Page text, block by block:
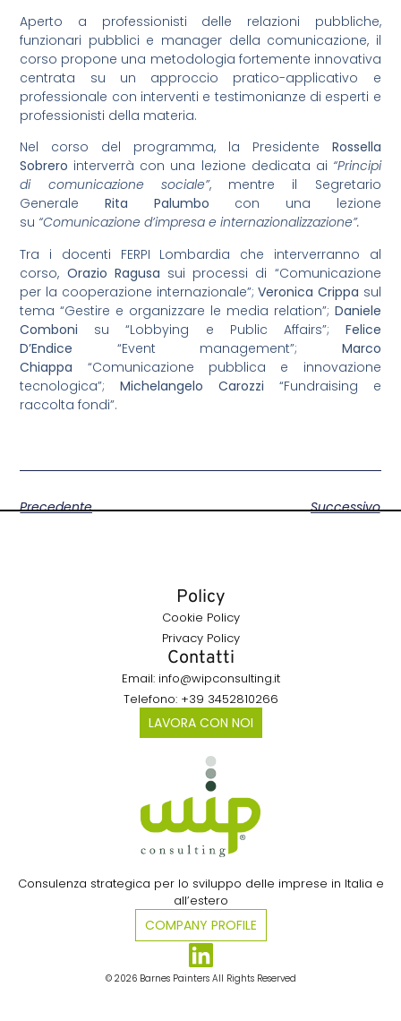
Aperto a professionisti delle relazioni pubbliche,
funzionari pubblici e manager della comunicazione, il
corso propone una metodologia fortemente innovativa
centrata su un approccio pratico-applicativo e
professionale con interventi e testimonianze di esperti e
professionisti della materia.
Nel corso del programma, la Presidente Rossella
Sobrero interverrà con una lezione dedicata ai “Principi
di comunicazione sociale”, mentre il Segretario
GeneraleRita Palumbo con una lezione
su “Comunicazione d’impresa e internazionalizzazione”.
Tra i docenti FERPI Lombardia che interverranno al
corso, Orazio Ragusa sui processi di “Comunicazione
per la cooperazione internazionale”;Veronica Crippa sul
tema “Gestire e organizzare le media relation”; Daniele
Comboni su “Lobbying e Public Affairs”; Felice
D’Endice “Event management”; Marco
Chiappa “Comunicazione pubblica e innovazione
tecnologica”;Michelangelo Carozzi “Fundraising e
raccolta fondi”.
Precedente Successivo
Consulenza strategica per lo sviluppo delle imprese in Italia e
all’estero​
COMPANY PROFILE
© 2026 Barnes Painters All Rights Reserved
Policy
Cookie Policy
Privacy Policy
Contatti
Email: info@wipconsulting.it
Telefono: +39 3452810266
LAVORA CON NOI